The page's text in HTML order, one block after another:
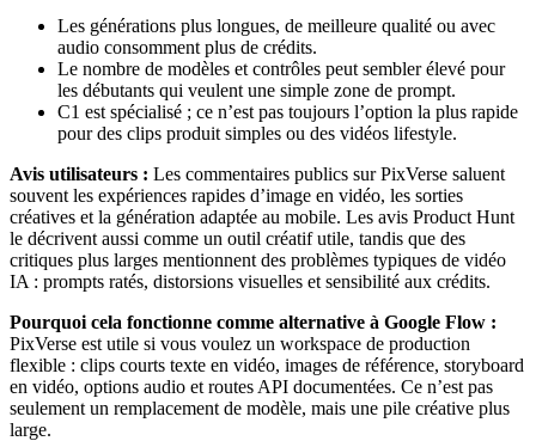
Les générations plus longues, de meilleure qualité ou avec
audio consomment plus de crédits.
Le nombre de modèles et contrôles peut sembler élevé pour
les débutants qui veulent une simple zone de prompt.
C1 est spécialisé ; ce n’est pas toujours l’option la plus rapide
pour des clips produit simples ou des vidéos lifestyle.
Avis utilisateurs : Les commentaires publics sur PixVerse saluent
souvent les expériences rapides d’image en vidéo, les sorties
créatives et la génération adaptée au mobile. Les avis Product Hunt
le décrivent aussi comme un outil créatif utile, tandis que des
critiques plus larges mentionnent des problèmes typiques de vidéo
IA : prompts ratés, distorsions visuelles et sensibilité aux crédits.
Pourquoi cela fonctionne comme alternative à Google Flow :
PixVerse est utile si vous voulez un workspace de production
flexible : clips courts texte en vidéo, images de référence, storyboard
en vidéo, options audio et routes API documentées. Ce n’est pas
seulement un remplacement de modèle, mais une pile créative plus
large.